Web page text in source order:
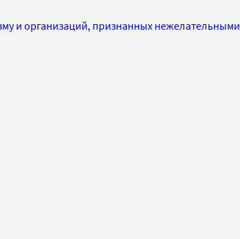
и организаций, признанных нежелательными